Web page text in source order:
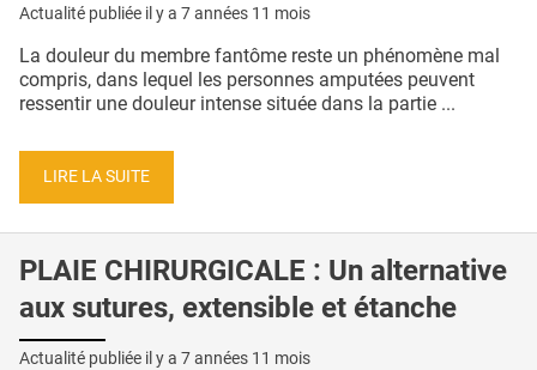
Actualité publiée il y a 7 années 11 mois
La douleur du membre fantôme reste un phénomène mal
compris, dans lequel les personnes amputées peuvent
ressentir une douleur intense située dans la partie ...
LIRE LA SUITE
PLAIE CHIRURGICALE : Un alternative
aux sutures, extensible et étanche
Actualité publiée il y a 7 années 11 mois